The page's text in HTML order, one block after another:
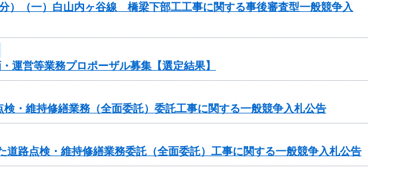
）（一）白山内ヶ谷線 橋梁下部工工事に関する事後審査型一般競争入
運営等業務プロポーザル募集【選定結果】
検・維持修繕業務（全面委託）委託工事に関する一般競争入札公告
路点検・維持修繕業務委託（全面委託）工事に関する一般競争入札公告